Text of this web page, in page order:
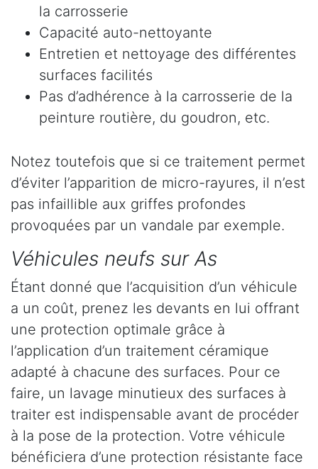
la carrosserie
Capacité auto-nettoyante
Entretien et nettoyage des différentes
surfaces facilités
Pas d’adhérence à la carrosserie de la
peinture routière, du goudron, etc.
Notez toutefois que si ce traitement permet
d’éviter l’apparition de micro-rayures, il n’est
pas infaillible aux griffes profondes
provoquées par un vandale par exemple.
Véhicules neufs sur As
Étant donné que l’acquisition d’un véhicule
a un coût, prenez les devants en lui offrant
une protection optimale grâce à
l’application d’un traitement céramique
adapté à chacune des surfaces. Pour ce
faire, un lavage minutieux des surfaces à
traiter est indispensable avant de procéder
à la pose de la protection. Votre véhicule
bénéficiera d’une protection résistante face